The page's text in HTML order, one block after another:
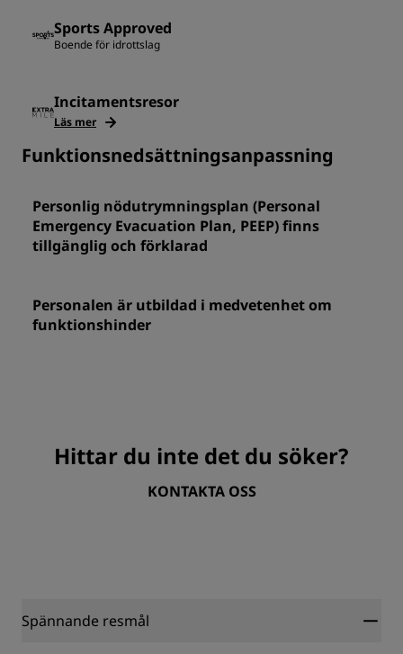
Sports Approved
Boende för idrottslag
Incitamentsresor
Läs mer
Funktionsnedsättningsanpassning
Personlig nödutrymningsplan (Personal
Emergency Evacuation Plan, PEEP) finns
tillgänglig och förklarad
Personalen är utbildad i medvetenhet om
funktionshinder
Hittar du inte det du söker?
KONTAKTA OSS
Spännande resmål